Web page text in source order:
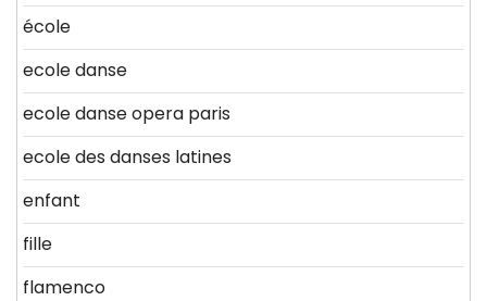
école
ecole danse
ecole danse opera paris
ecole des danses latines
enfant
fille
flamenco